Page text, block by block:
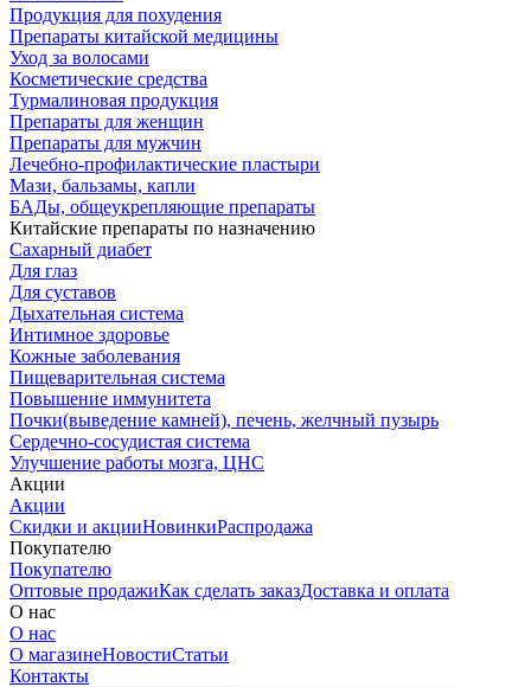
Продукция для похудения
Препараты китайской медицины
Уход за волосами
Косметические средства
Турмалиновая продукция
Препараты для женщин
Препараты для мужчин
Лечебно-профилактические пластыри
Мази, бальзамы, капли
БАДы, общеукрепляющие препараты
Китайские препараты по назначению
Cахарный диабет
Для глаз
Для суставов
Дыхательная система
Интимное здоровье
Кожные заболевания
Пищеварительная система
Повышение иммунитета
Почки(выведение камней), печень, желчный пузырь
Сердечно-сосудистая система
Улучшение работы мозга, ЦНС
Акции
Акции
Скидки и акцииНовинкиРаспродажа
Покупателю
Покупателю
Оптовые продажиКак сделать заказДоставка и оплата
О нас
О нас
О магазинеНовостиСтатьи
Контакты